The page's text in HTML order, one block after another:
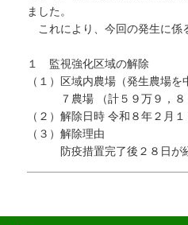
ました。
これにより、今回の発生に係
１ 監視強化区域の解除
（１）区域内農場（発生農場を
７農場 （計５９万９，８
（２）解除日時 令和８年２月
（３）解除理由
防疫措置完了後２８日が経